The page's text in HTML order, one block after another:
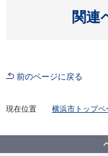
関連
前のページに戻る
現在位置 横浜市トップペ
人にやさしい
横浜市の道路
道路特定事業計